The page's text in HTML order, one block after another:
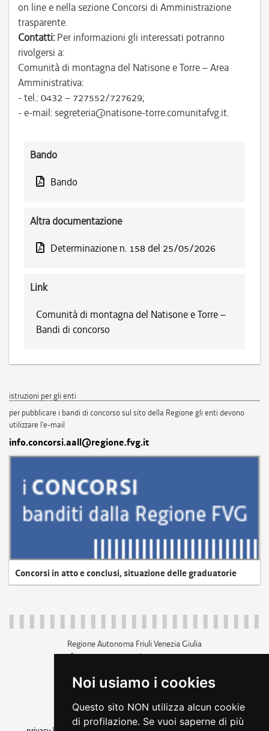
Noi usiamo i cookies
Questo sito NON utilizza alcun cookie
di profilazione. Se vuoi saperne di più
on line e nella sezione Concorsi di Amministrazione
trasparente.
Contatti: Per informazioni gli interessati potranno
rivolgersi a:
Comunità di montagna del Natisone e Torre – Area
Amministrativa:
- tel.: 0432 – 727552/727629;
- e-mail: segreteria@natisone-torre.comunitafvg.it.
Bando
Bando
Altra documentazione
Determinazione n. 158 del 25/05/2026
Link
Comunità di montagna del Natisone e Torre –
Bandi di concorso
istruzioni per gli enti
per pubblicare i bandi di concorso sul sito della Regione gli enti devono
utilizzare l'e-mail
info.concorsi.aall@regione.fvg.it
Concorsi in atto e conclusi, situazione delle graduatorie
Regione Autonoma Friuli Venezia Giulia
c.f. 80014930327; p.iva 00526040324
+39 040 3771111
amministrazione trasparente